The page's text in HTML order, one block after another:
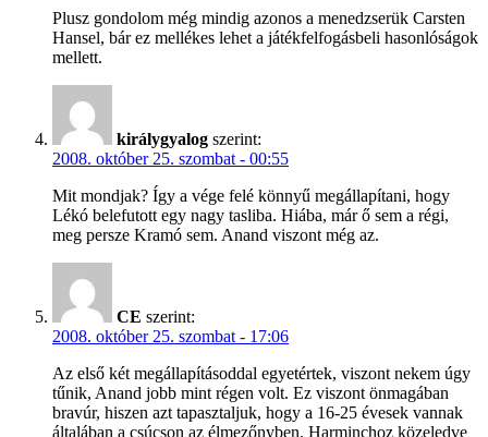
Plusz gondolom még mindig azonos a menedzserük Carsten
Hansel, bár ez mellékes lehet a játékfelfogásbeli hasonlóságok
mellett.
királygyalog szerint:
2008. október 25. szombat - 00:55
Mit mondjak? Így a vége felé könnyű megállapítani, hogy
Lékó belefutott egy nagy tasliba. Hiába, már ő sem a régi,
meg persze Kramó sem. Anand viszont még az.
CE szerint:
2008. október 25. szombat - 17:06
Az első két megállapításoddal egyetértek, viszont nekem úgy
tűnik, Anand jobb mint régen volt. Ez viszont önmagában
bravúr, hiszen azt tapasztaljuk, hogy a 16-25 évesek vannak
általában a csúcson az élmezőnyben. Harminchoz közeledve